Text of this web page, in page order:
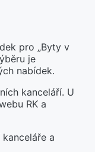
pro „Byty v
je
nabídek.
kanceláří. U
RK a
a